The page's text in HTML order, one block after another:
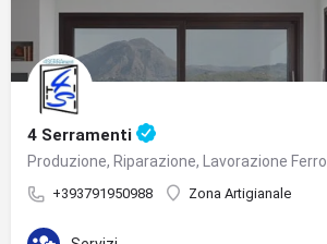
4 Serramenti
Produzione, Riparazione, Lavorazione Ferro
+393791950988 Zona Artigianale